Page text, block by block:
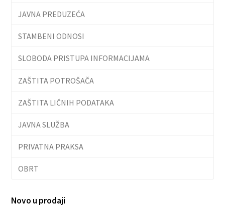
JAVNA PREDUZEĆA
STAMBENI ODNOSI
SLOBODA PRISTUPA INFORMACIJAMA
ZAŠTITA POTROŠAČA
ZAŠTITA LIČNIH PODATAKA
JAVNA SLUŽBA
PRIVATNA PRAKSA
OBRT
Novo u prodaji